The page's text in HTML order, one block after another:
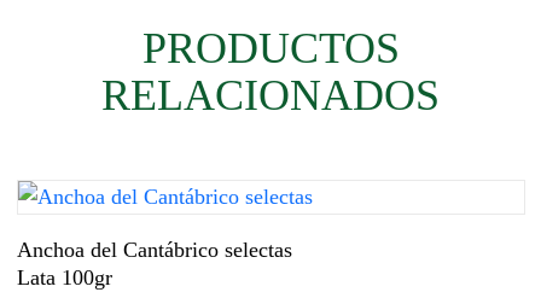
PRODUCTOS
RELACIONADOS
Anchoa del Cantábrico selectas
Lata 100gr